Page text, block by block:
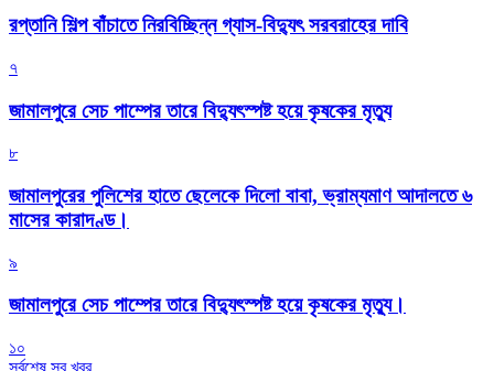
রপ্তানি শিল্প বাঁচাতে নিরবিচ্ছিন্ন গ্যাস-বিদ্যুৎ সরবরাহের দাবি
৭
জামালপুরে সেচ পাম্পের তারে বিদ্যুৎস্পষ্ট হয়ে কৃষকের মৃত্যু
৮
জামালপুরের পুলিশের হাতে ছেলেকে দিলো বাবা, ভ্রাম্যমাণ আদালতে ৬
মাসের কারাদণ্ড।
৯
জামালপুরে সেচ পাম্পের তারে বিদ্যুৎস্পষ্ট হয়ে কৃষকের মৃত্যু।
১০